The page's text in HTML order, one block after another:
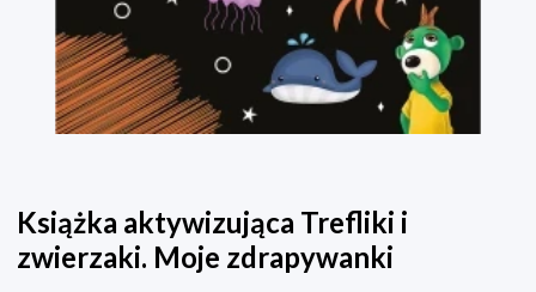
Książka aktywizująca Trefliki i
zwierzaki. Moje zdrapywanki